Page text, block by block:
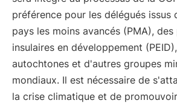
préférence pour les délégués issus
pays les moins avancés (PMA),
insulaires en développement
autochtones et d'autres groupes
mondiaux. Il est nécessaire de
la crise climatique et de